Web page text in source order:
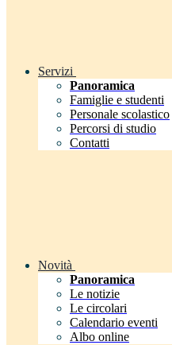
Servizi
Panoramica
Famiglie e studenti
Personale scolastico
Percorsi di studio
Contatti
Novità
Panoramica
Le notizie
Le circolari
Calendario eventi
Albo online